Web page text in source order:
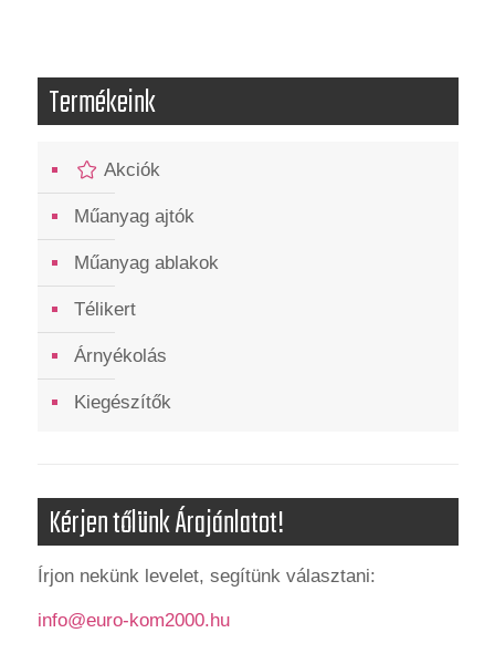
Termékeink
Akciók
Műanyag ajtók
Műanyag ablakok
Télikert
Árnyékolás
Kiegészítők
Kérjen tőlünk Árajánlatot!
Írjon nekünk levelet, segítünk választani:
info@euro-kom2000.hu